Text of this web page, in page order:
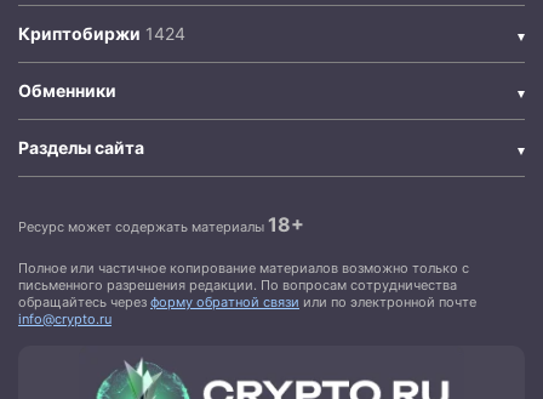
Криптобиржи
Обменники
Разделы сайта
Ресурс может содержать материалы 18+
Полное или частичное копирование материалов возможно только с
письменного разрешения редакции. По вопросам сотрудничества
обращайтесь через форму обратной связи или по электронной почте
info@crypto.ru